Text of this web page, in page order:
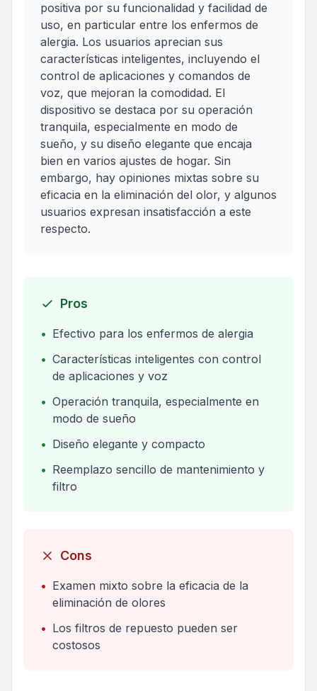
positiva por su funcionalidad y facilidad de
uso, en particular entre los enfermos de
alergia. Los usuarios aprecian sus
características inteligentes, incluyendo el
control de aplicaciones y comandos de
voz, que mejoran la comodidad. El
dispositivo se destaca por su operación
tranquila, especialmente en modo de
sueño, y su diseño elegante que encaja
bien en varios ajustes de hogar. Sin
embargo, hay opiniones mixtas sobre su
eficacia en la eliminación del olor, y algunos
usuarios expresan insatisfacción a este
respecto.
Pros
• Efectivo para los enfermos de alergia
• Características inteligentes con control
de aplicaciones y voz
• Operación tranquila, especialmente en
modo de sueño
• Diseño elegante y compacto
• Reemplazo sencillo de mantenimiento y
filtro
Cons
• Examen mixto sobre la eficacia de la
eliminación de olores
• Los filtros de repuesto pueden ser
costosos